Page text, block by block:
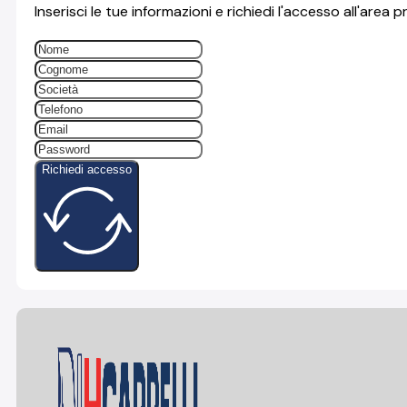
Inserisci le tue informazioni e richiedi l'accesso all'area
Richiedi accesso